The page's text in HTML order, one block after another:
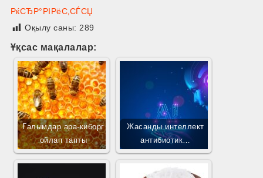
РќСЂР°РІРёС‚СЃСЏ
Оқылу саны:289
Ұқсас мақалалар:
Ғалымдар ара-киборг
ойлап тапты
Жасанды интеллект
антибиотик…